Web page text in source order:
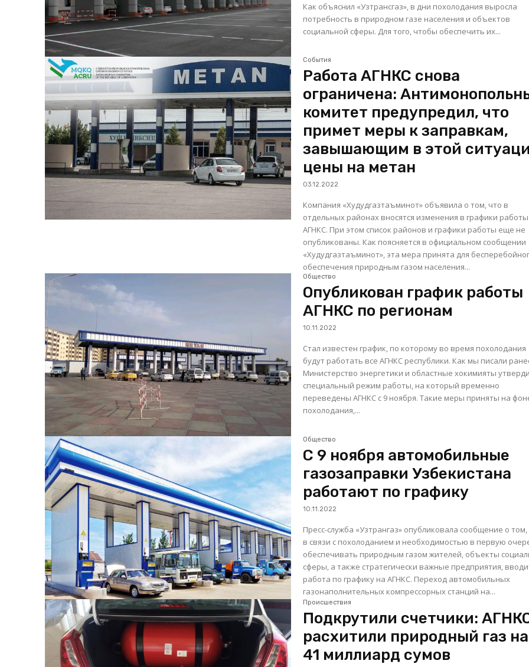
Как объяснил «Узтрансгаз», в дни похолодания выросла
потребность в природном газе населения и объектов
социальной сферы. Для того, чтобы обеспечить их...
События
Работа АГНКС снова
ограничена:
комитет предупредил, что
примет меры к заправкам,
завышающим в этой
цены на метан
03.12.2022
Компания «Худудгазтаъминот» объявила о том, что в
отдельных районах вносятся изменения в графики работы
АГНКС. При этом список районов и графики работы еще не
опубликованы. Как поясняется в официальном сообщении
«Худудгазтаъминот», эта мера принята для
обеспечения природным газом населения...
Общество
Опубликован график работы
АГНКС по регионам
10.11.2022
Стал известен график, по которому во время похолодания
будут работать все АГНКС республики. Как мы писали ранее,
Министерство энергетики и областные хокимияты
специальный режим работы, на который временно
переведены АГНКС с 9 ноября. Такие меры приняты на
похолодания,...
Общество
С 9 ноября автомобильные
газозаправки Узбекистана
работают по графику
10.11.2022
Пресс-служба «Узтрангаз» опубликовала сообщение о том,
в связи с похолоданием и необходимостью в первую
обеспечивать природным газом жителей, объекты
сферы, а также стратегически важные предприятия,
работа по графику на АГНКС. Переход автомобильных
газонаполнительных компрессорных станций на...
Происшествия
Подкрутили счетчики:
расхитили природный газ на
41 миллиард сумов